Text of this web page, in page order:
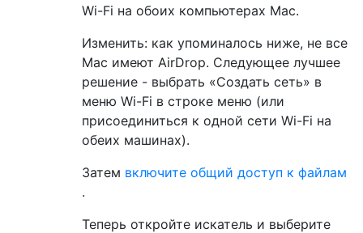
Wi-Fi на обоих компьютерах Mac.
Изменить: как упоминалось ниже, не все
Mac имеют AirDrop. Следующее лучшее
решение - выбрать «Создать сеть» в
меню Wi-Fi в строке меню (или
присоединиться к одной сети Wi-Fi на
обеих машинах).
Затем включите общий доступ к файлам
.
Теперь откройте искатель и выберите